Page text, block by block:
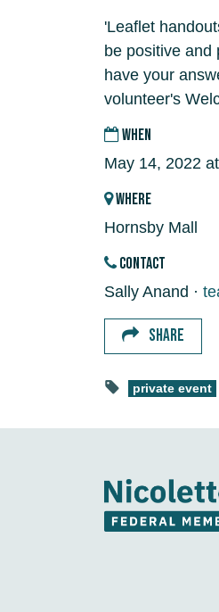
'Leaflet
be positive and
have your
volunteer's
WHEN
May 14, 2022
WHERE
Hornsby Mall
CONTACT
Sally Anand ·
SHARE
private event